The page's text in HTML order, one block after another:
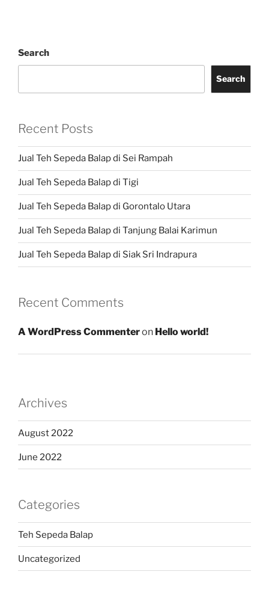
Search
Search
Recent Posts
Jual Teh Sepeda Balap di Sei Rampah
Jual Teh Sepeda Balap di Tigi
Jual Teh Sepeda Balap di Gorontalo Utara
Jual Teh Sepeda Balap di Tanjung Balai Karimun
Jual Teh Sepeda Balap di Siak Sri Indrapura
Recent Comments
A WordPress Commenteron Hello world!
Archives
August 2022
June 2022
Categories
Teh Sepeda Balap
Uncategorized